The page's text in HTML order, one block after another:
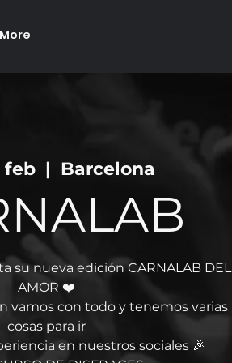
feb
  |
Barcelona
su nueva edición CARNALAB DEL
AMOR ❤️
vamos con todo y tenemos varias
cosas para ir
en nuestros sociales 🎉